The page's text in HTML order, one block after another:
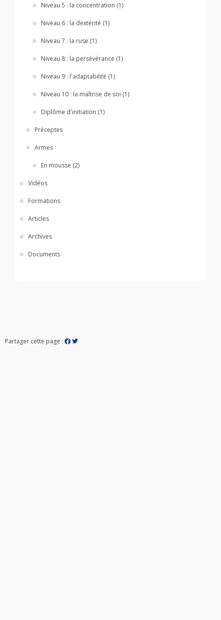
Niveau 5 : la concentration (1)
Niveau 6 : la dextérité (1)
Niveau 7 : la ruse (1)
Niveau 8 : la persévérance (1)
Niveau 9 : l'adaptabilité (1)
Niveau 10 : la maîtrise de soi (1)
Diplôme d'initiation (1)
Préceptes
Armes
En mousse (2)
Vidéos
Formations
Articles
Archives
Documents
Partager cette page :